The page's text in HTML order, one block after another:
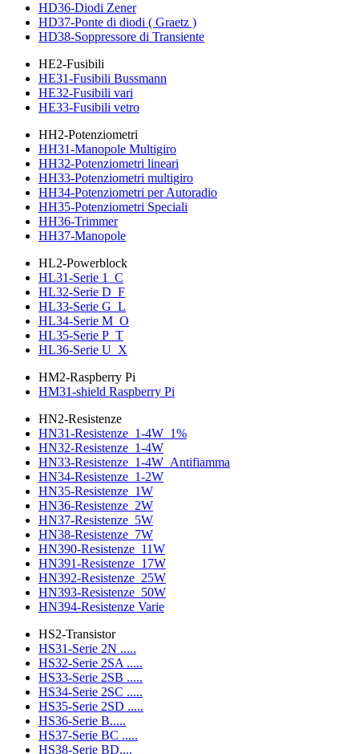
HD36-Diodi Zener
HD37-Ponte di diodi ( Graetz )
HD38-Soppressore di Transiente
HE2-Fusibili
HE31-Fusibili Bussmann
HE32-Fusibili vari
HE33-Fusibili vetro
HH2-Potenziometri
HH31-Manopole Multigiro
HH32-Potenziometri lineari
HH33-Potenziometri multigiro
HH34-Potenziometri per Autoradio
HH35-Potenziometri Speciali
HH36-Trimmer
HH37-Manopole
HL2-Powerblock
HL31-Serie 1_C
HL32-Serie D_F
HL33-Serie G_L
HL34-Serie M_O
HL35-Serie P_T
HL36-Serie U_X
HM2-Raspberry Pi
HM31-shield Raspberry Pi
HN2-Resistenze
HN31-Resistenze_1-4W_1%
HN32-Resistenze_1-4W
HN33-Resistenze_1-4W_Antifiamma
HN34-Resistenze_1-2W
HN35-Resistenze_1W
HN36-Resistenze_2W
HN37-Resistenze_5W
HN38-Resistenze_7W
HN390-Resistenze_11W
HN391-Resistenze_17W
HN392-Resistenze_25W
HN393-Resistenze_50W
HN394-Resistenze Varie
HS2-Transistor
HS31-Serie 2N .....
HS32-Serie 2SA .....
HS33-Serie 2SB .....
HS34-Serie 2SC .....
HS35-Serie 2SD .....
HS36-Serie B.....
HS37-Serie BC .....
HS38-Serie BD....